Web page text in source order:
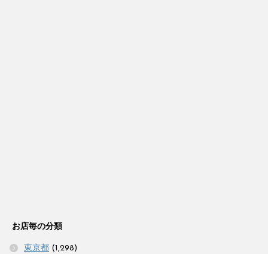
お店毎の分類
東京都 (1,298)